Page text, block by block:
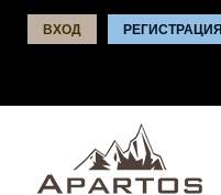
ВХОД РЕГИСТРАЦИЯ